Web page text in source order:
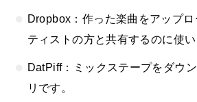
Dropbox：作った楽曲をアップ
ティストの方と共有するのに使い
DatPiff：ミックステープをダウ
リです。